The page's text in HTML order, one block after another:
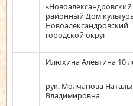
«Новоалександровский
районный Дом
Новоалександровский
городской округ
Илюхина Алевтина 10
рук. Молчанова
Владимировна